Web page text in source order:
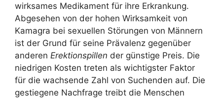
wirksames Medikament für ihre Erkrankung.
Abgesehen von der hohen Wirksamkeit von
Kamagra bei sexuellen Störungen von Männern
ist der Grund für seine Prävalenz gegenüber
anderen Erektionspillen der günstige Preis. Die
niedrigen Kosten treten als wichtigster Faktor
für die wachsende Zahl von Suchenden auf. Die
gestiegene Nachfrage treibt die Menschen